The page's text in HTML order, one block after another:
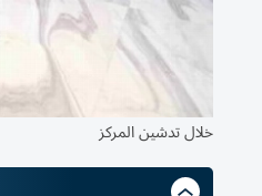
خلال تدشين المركز